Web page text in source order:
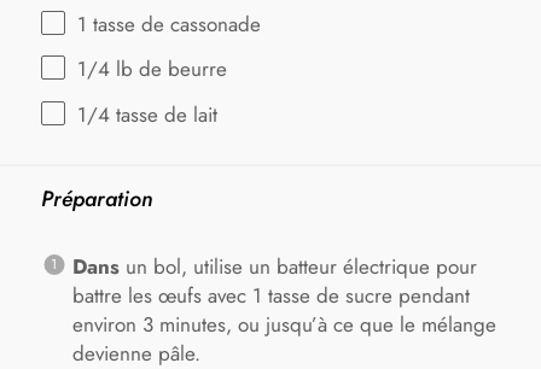
1 tasse de cassonade
1/4 lb de beurre
1/4 tasse de lait
Préparation
Dansun bol, utilise un batteur électrique pour
battre les œufs avec 1 tasse de sucre pendant
environ 3 minutes, ou jusqu’à ce que le mélange
devienne pâle.